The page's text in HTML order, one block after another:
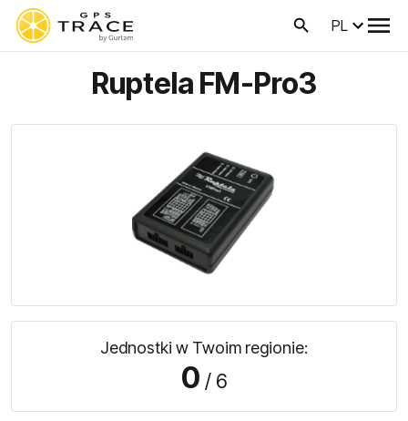
PL
Ruptela FM-Pro3
Jednostki w Twoim regionie:
0 / 6